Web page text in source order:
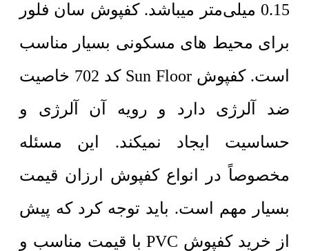
0.15 میلی‌متر میباشد. کفپوش سان فلور
برای محیط های مسکونی بسیار مناسب
است. کفپوش Sun Floor کد 702 خاصیت
ضد آلرژی دارد و رویه آن آلرژی و
حساسیت ایجاد نمیکند. این مسئله
مخصوصاً در انواع کفپوش ارزان قیمت
بسیار مهم است. باید توجه کرد که پیش
از خرید کفپوش PVC با قیمت مناسب و